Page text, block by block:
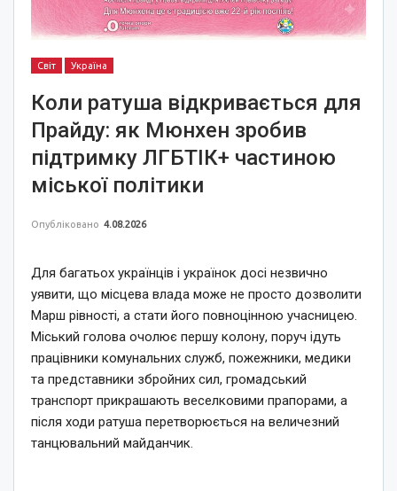
Світ Україна
Коли ратуша відкривається для
Прайду: як Мюнхен зробив
підтримку ЛГБТІК+ частиною
міської політики
Опубліковано 4.08.2026
Для багатьох українців і українок досі незвично
уявити, що місцева влада може не просто дозволити
Марш рівності, а стати його повноцінною учасницею.
Міський голова очолює першу колону, поруч ідуть
працівники комунальних служб, пожежники, медики
та представники збройних сил, громадський
транспорт прикрашають веселковими прапорами, а
після ходи ратуша перетворюється на величезний
танцювальний майданчик.